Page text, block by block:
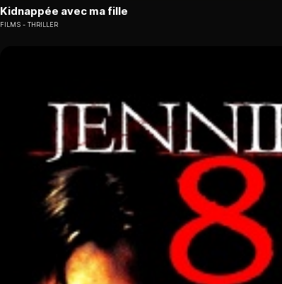
Kidnappée avec ma fille
FILMS THRILLER